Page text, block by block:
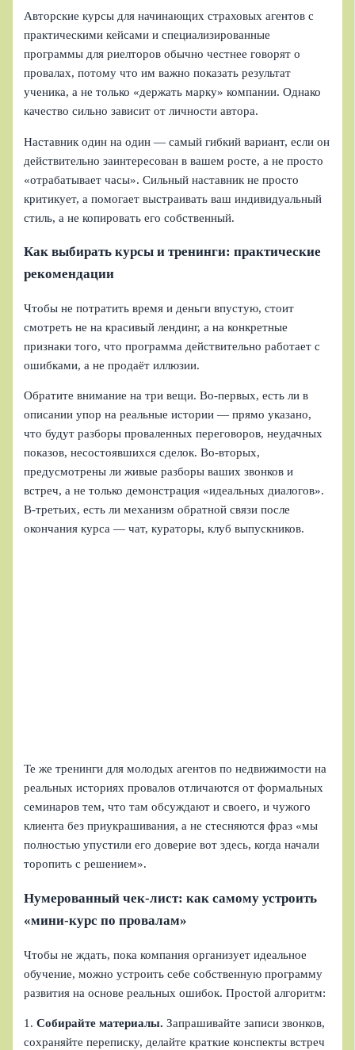
Авторские курсы для начинающих страховых агентов с
практическими кейсами и специализированные
программы для риелторов обычно честнее говорят о
провалах, потому что им важно показать результат
ученика, а не только «держать марку» компании. Однако
качество сильно зависит от личности автора.
Наставник один на один — самый гибкий вариант, если он
действительно заинтересован в вашем росте, а не просто
«отрабатывает часы». Сильный наставник не просто
критикует, а помогает выстраивать ваш индивидуальный
стиль, а не копировать его собственный.
Как выбирать курсы и тренинги: практические
рекомендации
Чтобы не потратить время и деньги впустую, стоит
смотреть не на красивый лендинг, а на конкретные
признаки того, что программа действительно работает с
ошибками, а не продаёт иллюзии.
Обратите внимание на три вещи. Во‑первых, есть ли в
описании упор на реальные истории — прямо указано,
что будут разборы проваленных переговоров, неудачных
показов, несостоявшихся сделок. Во‑вторых,
предусмотрены ли живые разборы ваших звонков и
встреч, а не только демонстрация «идеальных диалогов».
В‑третьих, есть ли механизм обратной связи после
окончания курса — чат, кураторы, клуб выпускников.
Те же тренинги для молодых агентов по недвижимости на
реальных историях провалов отличаются от формальных
семинаров тем, что там обсуждают и своего, и чужого
клиента без приукрашивания, а не стесняются фраз «мы
полностью упустили его доверие вот здесь, когда начали
торопить с решением».
Нумерованный чек-лист: как самому устроить
«мини‑курс по провалам»
Чтобы не ждать, пока компания организует идеальное
обучение, можно устроить себе собственную программу
развития на основе реальных ошибок. Простой алгоритм:
1.Собирайте материалы. Запрашивайте записи звонков,
сохраняйте переписку, делайте краткие конспекты встреч